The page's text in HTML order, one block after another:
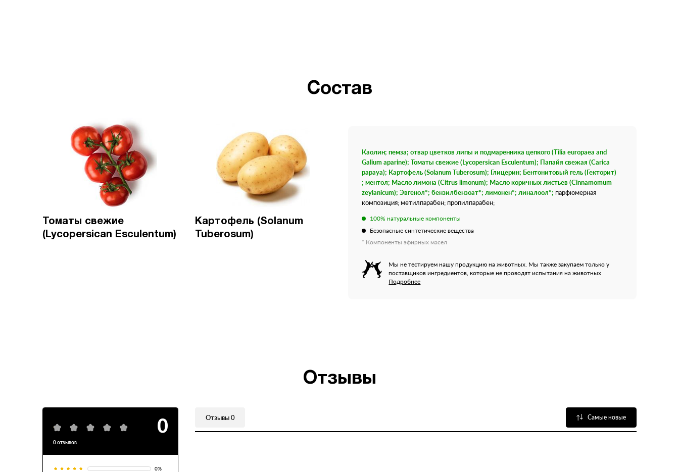
Состав
Томаты свежие
(Lycopersican Esculentum)
Картофель (Solanum
Tuberosum)
Каолин; пемза; отвар цветков липы и подмаренника цепкого (Tilia europaea and
Galium aparine); Томаты свежие (Lycopersican Esculentum); Папайя свежая (Carica
papaya); Картофель (Solanum Tuberosum); Глицерин; Бентонитовый гель (Гекторит)
; ментол; Масло лимона (Citrus limonum); Масло коричных листьев (Cinnamomum
zeylanicum); Эвгенол*; бензилбензоат*; лимонен*; линалоол*; парфюмерная
композиция; метилпарабен; пропилпарабен;
100% натуральные компоненты
Безопасные синтетические вещества
* Компоненты эфирных масел
Мы не тестируем нашу продукцию на животных. Мы также закупаем только у
поставщиков ингредиентов, которые не проводят испытания на животных
Подробнее
Отзывы
0
0отзывов
0%
Отзывы0 Самые новые